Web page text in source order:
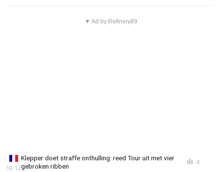
▼ Ad by Refinery89
Klepper doet straffe onthulling: reed Tour uit met vier
gebroken ribben
10:12
4